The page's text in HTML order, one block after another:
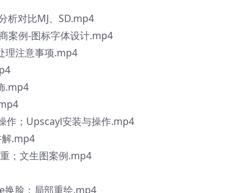
析对比MJ、SD.mp4
案例-图标字体设计.mp4
理注意事项.mp4
.mp4
作；Upscayl安装与操作.mp4
解.mp4
；文生图案例.mp4
换脸；局部重绘.mp4